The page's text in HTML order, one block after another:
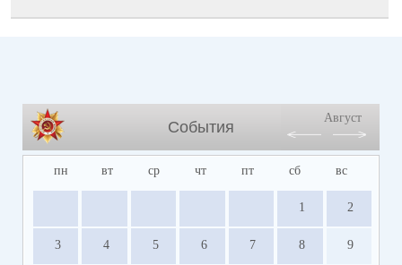
События
Август
пн вт ср чт пт сб вс
1 2
3 4 5 6 7 8 9